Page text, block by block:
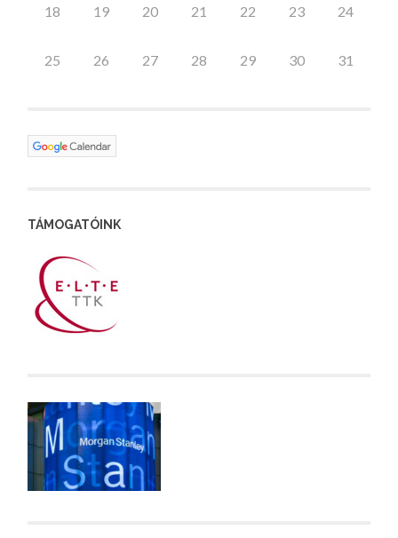
18 19 20 21 22 23 24
25 26 27 28 29 30 31
TÁMOGATÓINK